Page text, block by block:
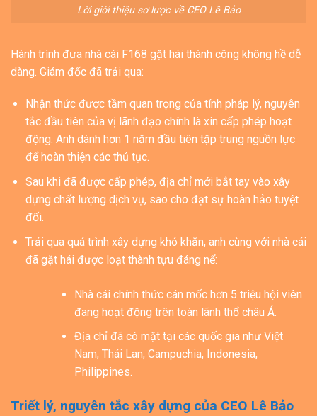
Lời giới thiệu sơ lược về CEO Lê Bảo
Hành trình đưa nhà cái F168 gặt hái thành công không hề dễ
dàng. Giám đốc đã trải qua:
Nhận thức được tầm quan trọng của tính pháp lý, nguyên
tắc đầu tiên của vị lãnh đạo chính là xin cấp phép hoạt
động. Anh dành hơn 1 năm đầu tiên tập trung nguồn lực
để hoàn thiện các thủ tục.
Sau khi đã được cấp phép, địa chỉ mới bắt tay vào xây
dựng chất lượng dịch vụ, sao cho đạt sự hoàn hảo tuyệt
đối.
Trải qua quá trình xây dựng khó khăn, anh cùng với nhà cái
đã gặt hái được loạt thành tựu đáng nể:
Nhà cái chính thức cán mốc hơn 5 triệu hội viên
đang hoạt động trên toàn lãnh thổ châu Á.
Địa chỉ đã có mặt tại các quốc gia như Việt
Nam, Thái Lan, Campuchia, Indonesia,
Philippines.
Triết lý, nguyên tắc xây dựng của CEO Lê Bảo